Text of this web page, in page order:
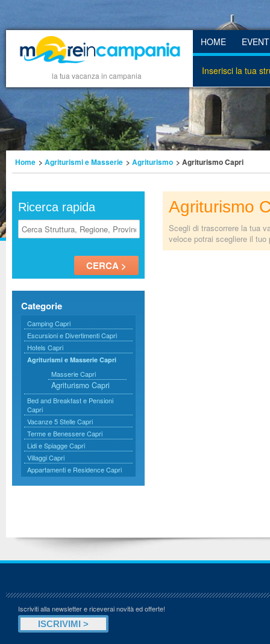
la tua vacanza in campania
HOME
Inserisci la tua
Home > Agriturismi e Masserie > Agriturismo > Agriturismo Capri
Ricerca rapida
Categorie
Camping Capri
Escursioni e Divertimenti Capri
Hotels Capri
Agriturismi e Masserie Capri
Masserie Capri
Agriturismo Capri
Bed and Breakfast e Pensioni
Capri
Vacanze 5 Stelle Capri
Terme e Benessere Capri
Lidi e Spiagge Capri
Villaggi Capri
Appartamenti e Residence Capri
Agriturismo
Scegli di trascorrere la tua
veloce potrai scegliere il
Iscriviti alla newsletter e riceverai novità ed offerte!